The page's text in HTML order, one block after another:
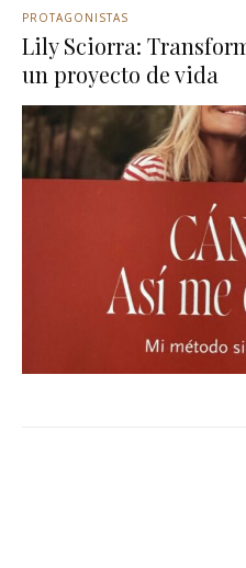
PROTAGONISTAS
Lily Sciorra:
un proyecto de vida